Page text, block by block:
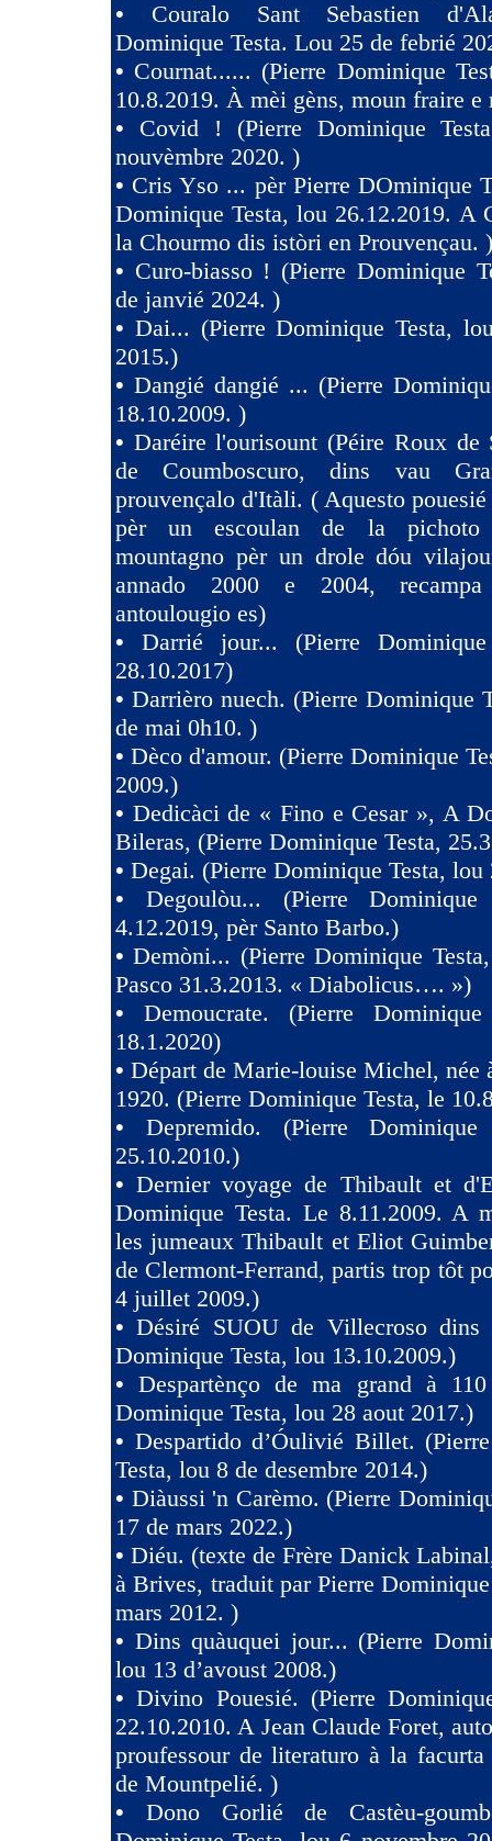
• Couralo Sant Sebastien
Dominique Testa. Lou 25 de febrié
• Cournat...... (Pierre Dominique
10.8.2019. À mèi gèns, moun fraire e
• Covid ! (Pierre Dominique
nouvèmbre 2020. )
• Cris Yso ... pèr Pierre DOminique
Dominique Testa, lou 26.12.2019. A
la Chourmo dis istòri en Prouvençau. )
• Curo-biasso ! (Pierre Dominique
de janvié 2024. )
• Dai... (Pierre Dominique Testa,
2015.)
• Dangié dangié ... (Pierre
18.10.2009. )
• Daréire l'ourisount (Péire Roux de
de Coumboscuro, dins vau
prouvençalo d'Itàli. ( Aquesto
pèr un escoulan de la pichoto
mountagno pèr un drole dóu
annado 2000 e 2004,
antoulougio es)
• Darrié jour... (Pierre
28.10.2017)
• Darrièro nuech. (Pierre Dominique
de mai 0h10. )
• Dèco d'amour. (Pierre Dominique
2009.)
• Dedicàci de « Fino e Cesar », A
Bileras, (Pierre Dominique Testa,
• Degai. (Pierre Dominique Testa, lou
• Degoulòu... (Pierre
4.12.2019, pèr Santo Barbo.)
•Demòni... (Pierre Dominique
Pasco 31.3.2013. « Diabolicus…. »)
• Demoucrate. (Pierre
18.1.2020)
• Départ de Marie-louise Michel, née
1920. (Pierre Dominique Testa, le
• Depremido. (Pierre
25.10.2010.)
•Dernier voyage de Thibault et
Dominique Testa. Le 8.11.2009. A
les jumeaux Thibault et Eliot
de Clermont-Ferrand, partis trop tôt
4 juillet 2009.)
•Désiré SUOU de Villecroso dins
Dominique Testa, lou 13.10.2009.)
•Despartènço de ma grand à
Dominique Testa, lou 28 aout 2017.)
• Despartido d’Óulivié Billet.
Testa, lou 8 de desembre 2014.)
• Diàussi 'n Carèmo. (Pierre
17 de mars 2022.)
• Diéu. (texte de Frère Danick
à Brives, traduit par Pierre
mars 2012. )
• Dins quàuquei jour... (Pierre
lou 13 d’avoust 2008.)
•Divino Pouesié. (Pierre
22.10.2010. A Jean Claude Foret,
proufessour de literaturo à la
de Mountpelié. )
• Dono Gorlié de Castèu-